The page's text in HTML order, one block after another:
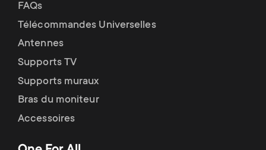
FAQs
Télécommandes Universelles
Antennes
Supports TV
Supports muraux
Bras du moniteur
Accessoires